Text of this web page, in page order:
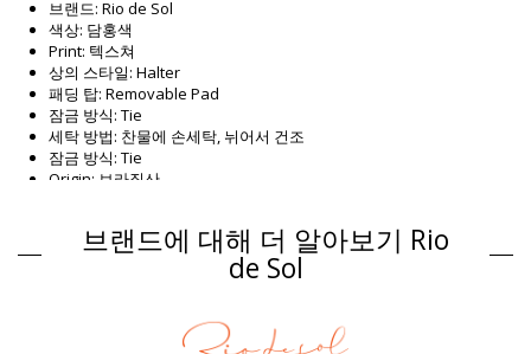
브랜드: Rio de Sol
색상: 담홍색
Print: 텍스쳐
상의 스타일: Halter
패딩 탑: Removable Pad
잠금 방식: Tie
세탁 방법: 찬물에 손세탁, 뉘어서 건조
잠금 방식: Tie
Origin: 브라질산
소재 구성
소재 구성: 84% Polyamide, 16% Elastane - OEKO-TEX - Chlorine
안감: 84% Polyamide, 16% Elastane - Oeko-Tex
자외선 차단: UPF 50+
브랜드에 대해 더 알아보기 Rio
de Sol